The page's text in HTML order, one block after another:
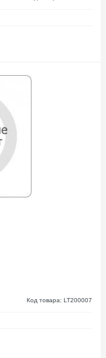
Код товара: LT200007